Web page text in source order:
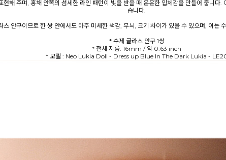
해 주며, 홍채 안쪽의 섬세한 라인 패턴이 빛을 받을 때 은은한 입체감을 만들어 줍니
습니다.
스 안구이므로 한 쌍 안에서도 아주 미세한 색감, 무늬, 크기 차이가 있을 수 있으며, 이는
* 수제 글라스 안구 1쌍
* 전체 지름: 16mm / 약 0.63 inch
* 모델 : Neo Lukia Doll - Dress up Blue In The Dark Lukia -